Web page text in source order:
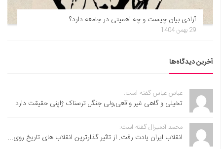
آزادی بیان چیست و چه اهمیتی در جامعه دارد؟
29 بهمن 1404
آخرین دیدگاه‌ها
عباس عباس گفته است:
تخیلی و گاهی غیر واقعی,ولی جنگل ترسناک ژاپنی حقیقت دارد
محمد آدمیرال گفته است:
انقلاب ایران یادت رفت. از تاثیر گذارترین انقلاب های تاریخ روی...